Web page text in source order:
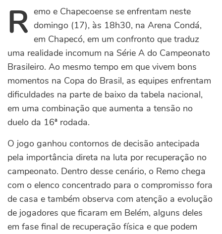
Remo e Chapecoense se enfrentam neste
domingo (17), às 18h30, na Arena Condá,
em Chapecó, em um confronto que traduz
uma realidade incomum na Série A do Campeonato
Brasileiro. Ao mesmo tempo em que vivem bons
momentos na Copa do Brasil, as equipes enfrentam
dificuldades na parte de baixo da tabela nacional,
em uma combinação que aumenta a tensão no
duelo da 16ª rodada.
O jogo ganhou contornos de decisão antecipada
pela importância direta na luta por recuperação no
campeonato. Dentro desse cenário, o Remo chega
com o elenco concentrado para o compromisso fora
de casa e também observa com atenção a evolução
de jogadores que ficaram em Belém, alguns deles
em fase final de recuperação física e que podem